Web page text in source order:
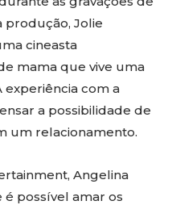
produção, Jolie
cineasta
mama que vive uma
experiência com a
a possibilidade de
um relacionamento.
Angelina
possível amar os